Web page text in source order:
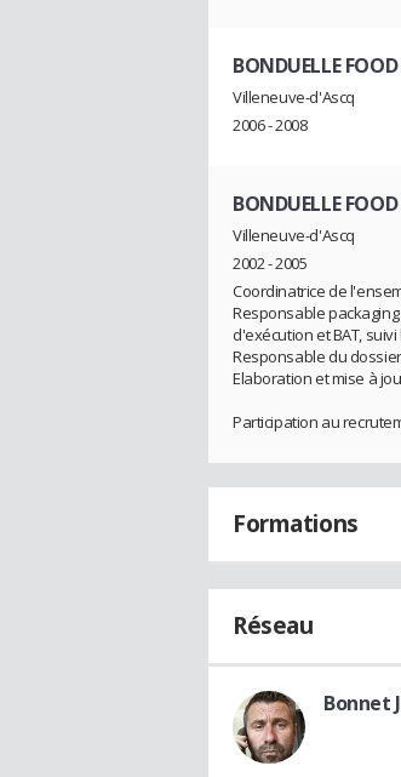
BONDUELLE FOOD
Villeneuve-d'Ascq
2006 - 2008
BONDUELLE FOOD
Villeneuve-d'Ascq
2002 - 2005
Coordinatrice de
Responsable
d'exécution et BAT,
Responsable du
Elaboration et mise à
Participation au
Formations
Réseau
Bonnet